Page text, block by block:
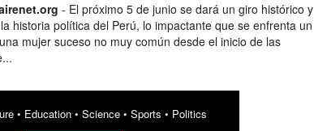
- El próximo 5 de junio se dará un giro histórico y
historia política del Perú, lo impactante que se enfrenta un
mujer suceso no muy común desde el inicio de las
• Education • Science • Sports • Politics